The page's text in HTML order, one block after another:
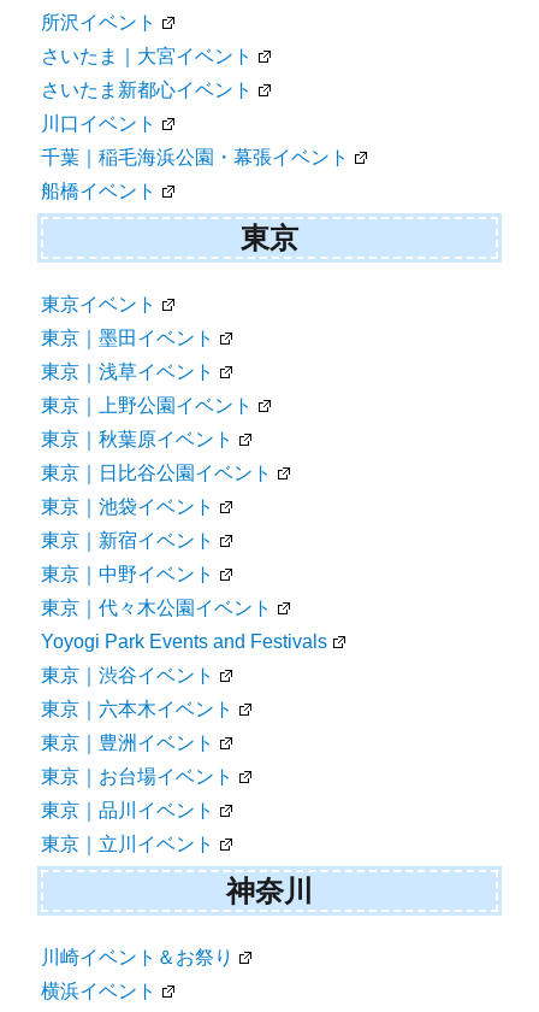
所沢イベント
さいたま｜大宮イベント
さいたま新都心イベント
川口イベント
千葉｜稲毛海浜公園・幕張イベント
船橋イベント
東京
東京イベント
東京｜墨田イベント
東京｜浅草イベント
東京｜上野公園イベント
東京｜秋葉原イベント
東京｜日比谷公園イベント
東京｜池袋イベント
東京｜新宿イベント
東京｜中野イベント
東京｜代々木公園イベント
Yoyogi Park Events and Festivals
東京｜渋谷イベント
東京｜六本木イベント
東京｜豊洲イベント
東京｜お台場イベント
東京｜品川イベント
東京｜立川イベント
神奈川
川崎イベント＆お祭り
横浜イベント